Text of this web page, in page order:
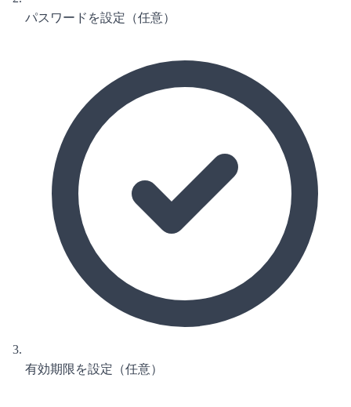
パスワードを設定（任意）
有効期限を設定（任意）